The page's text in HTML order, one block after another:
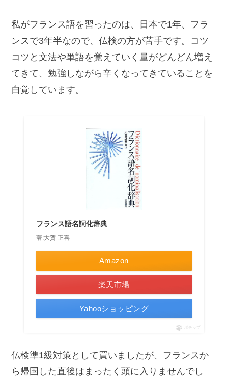
私がフランス語を習ったのは、日本で1年、フラ
ンスで3年半なので、仏検の方が苦手です。コツ
コツと文法や単語を覚えていく量がどんどん増え
てきて、勉強しながら辛くなってきていることを
自覚しています。
フランス語名詞化辞典
著:大賀 正喜
Amazon
楽天市場
Yahooショッピング
ポチップ
仏検準1級対策として買いましたが、フランスか
ら帰国した直後はまったく頭に入りませんでし